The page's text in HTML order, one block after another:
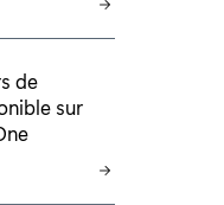
de
sur